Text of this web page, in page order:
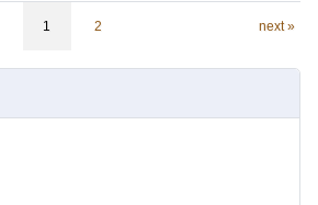
1 2 next »